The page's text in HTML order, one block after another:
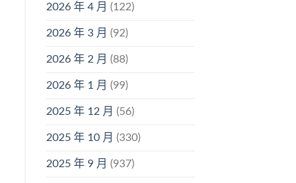
2026 年 4 月 (122)
2026 年 3 月 (92)
2026 年 2 月 (88)
2026 年 1 月 (99)
2025 年 12 月 (56)
2025 年 10 月 (330)
2025 年 9 月 (937)